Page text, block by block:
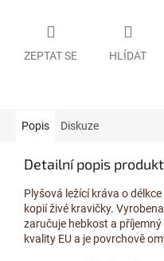
ZEPTAT SE HLÍDAT
Popis Diskuze
Detailní popis
Plyšová ležící kráva o
kopií živé kravičky.
zaručuje hebkost a
kvality EU a je povrchově